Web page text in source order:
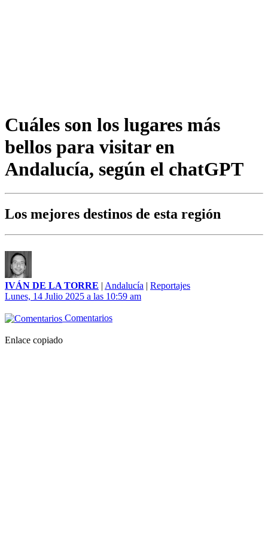
Cuáles son los lugares más
bellos para visitar en
Andalucía, según el chatGPT
Los mejores destinos de esta región
IVÁN DE LA TORRE | Andalucía | Reportajes
Lunes, 14 Julio 2025 a las 10:59 am
Comentarios
Enlace copiado